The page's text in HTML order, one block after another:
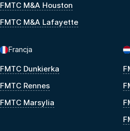
FMTC M&A Houston
FMTC M&A Lafayette
Francja
FMTC Dunkierka
FMTC Rennes
FMTC Marsylia